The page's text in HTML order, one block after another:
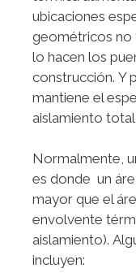
ubicaciones
geométricos no
lo hacen los
construcción. Y
mantiene el
aislamiento total.
Normalmente,
es donde un
mayor que el
envolvente
aislamiento).
incluyen: